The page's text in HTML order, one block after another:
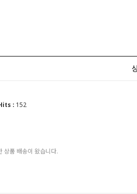
: 152
상품 배송이 왔습니다.